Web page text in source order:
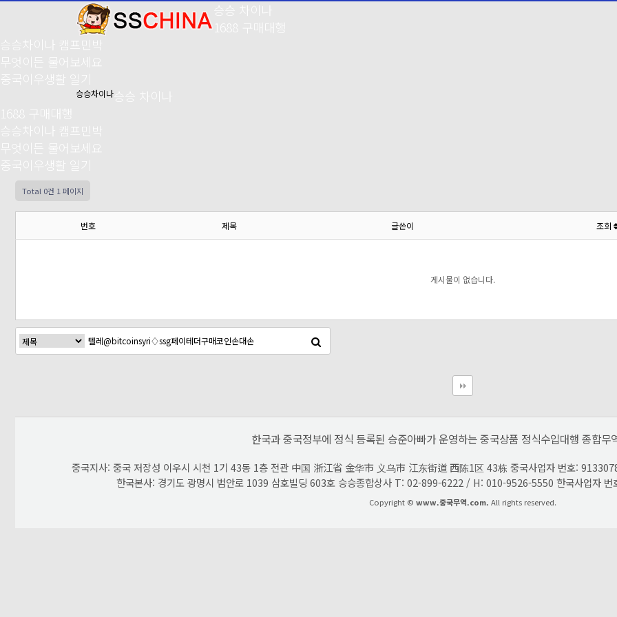
승승 차이나
1688 구매대행
승승차이나 캠프민박
무엇이든 물어보세요
중국이우생활 일기
승승차이나 승승 차이나
1688 구매대행
승승차이나 캠프민박
무엇이든 물어보세요
중국이우생활 일기
Total 0건 1 페이지
번호 제목 글쓴이 조회
게시물이 없습니다.
한국과 중국정부에 정식 등록된 승준아빠가 운영하는 중국상품 정식수입대행 종합무
중국지사: 중국 저장성 이우시 시천 1기 43동 1층 전관 中国 浙江省 金华市 义乌市 江东街道 西陈1区 43栋 중국사업자 번호:
한국본사: 경기도 광명시 범안로 1039 삼호빌딩 603호 승승종합상사 T: 02-899-6222 / H: 010-9526-5550 한국사업자
Copyright © www.중국무역.com. All rights reserved.